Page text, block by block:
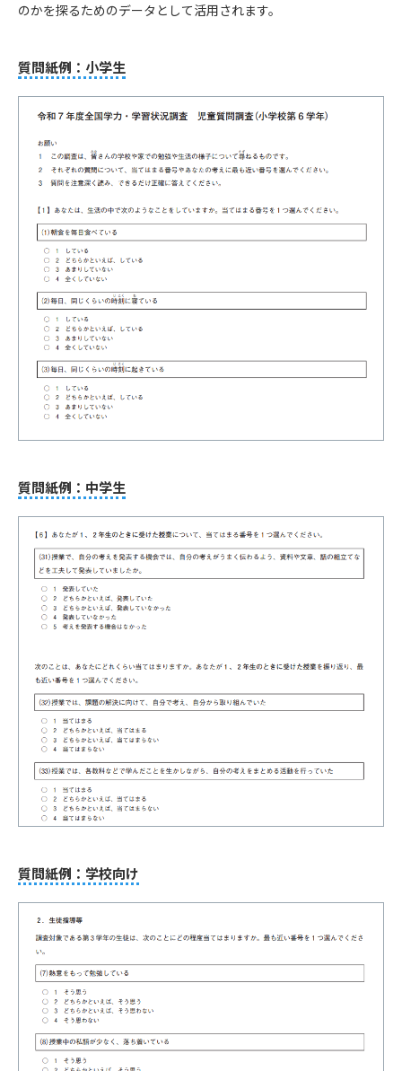
のかを探るためのデータとして活用されます。
質問紙例：小学生
質問紙例：中学生
質問紙例：学校向け